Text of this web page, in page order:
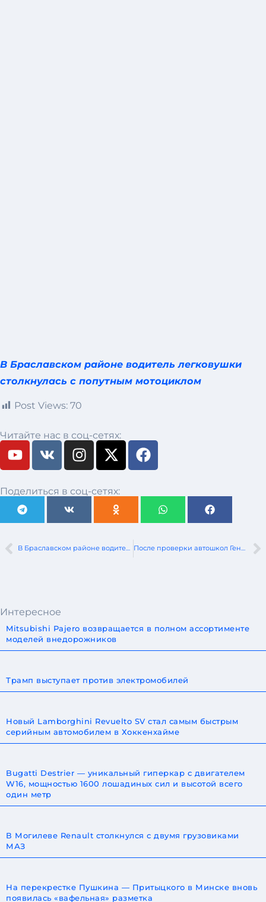
В Браславском районе водитель легковушки
столкнулась с попутным мотоциклом
Post Views: 70
Читайте нас в соц-сетях:
Поделиться в соц-сетях:
В Браславском районе водитель легковушки столкнулась с попутным мотоциклом После проверки автошкол Генпрокуратура рекомендовала ввести обязательную видеофиксацию практических занятий
Интересное
Mitsubishi Pajero возвращается в полном ассортименте
моделей внедорожников
Трамп выступает против электромобилей
Новый Lamborghini Revuelto SV стал самым быстрым
серийным автомобилем в Хоккенхайме
Bugatti Destrier — уникальный гиперкар с двигателем
W16, мощностью 1600 лошадиных сил и высотой всего
один метр
В Могилеве Renault столкнулся с двумя грузовиками
МАЗ
На перекрестке Пушкина — Притыцкого в Минске вновь
появилась «вафельная» разметка